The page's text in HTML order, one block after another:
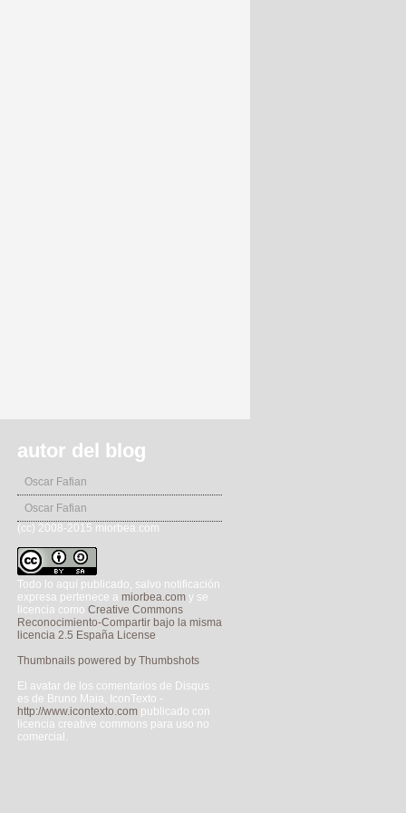
autor del blog
Oscar Fafian
Oscar Fafian
(cc) 2008-2015 miorbea.com
Todo lo aquí publicado, salvo notificación
expresa pertenece a miorbea.com y se
licencia como Creative Commons
Reconocimiento-Compartir bajo la misma
licencia 2.5 España License
Thumbnails powered by Thumbshots
El avatar de los comentarios de Disqus
es de Bruno Maia, IconTexto -
http://www.icontexto.com publicado con
licencia creative commons para uso no
comercial.